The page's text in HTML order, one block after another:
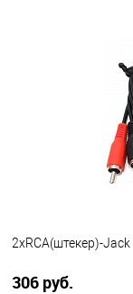
2xRCA(штекер)-
306 руб.